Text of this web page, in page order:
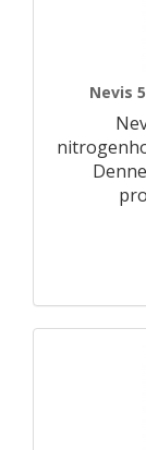
Nevis